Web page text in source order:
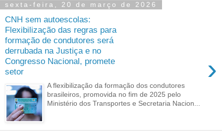
sexta-feira, 20 de março de 2026
CNH sem autoescolas:
Flexibilização das regras para
formação de condutores será
derrubada na Justiça e no
Congresso Nacional, promete
setor
›
A flexibilização da formação dos condutores
brasileiros, promovida no fim de 2025 pelo
Ministério dos Transportes e Secretaria Nacion...